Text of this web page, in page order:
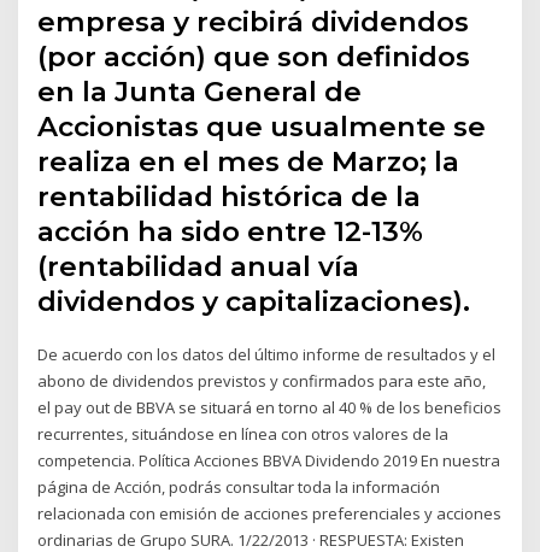
empresa y recibirá dividendos
(por acción) que son definidos
en la Junta General de
Accionistas que usualmente se
realiza en el mes de Marzo; la
rentabilidad histórica de la
acción ha sido entre 12-13%
(rentabilidad anual vía
dividendos y capitalizaciones).
De acuerdo con los datos del último informe de resultados y el
abono de dividendos previstos y confirmados para este año,
el pay out de BBVA se situará en torno al 40 % de los beneficios
recurrentes, situándose en línea con otros valores de la
competencia. Política Acciones BBVA Dividendo 2019 En nuestra
página de Acción, podrás consultar toda la información
relacionada con emisión de acciones preferenciales y acciones
ordinarias de Grupo SURA. 1/22/2013 · RESPUESTA: Existen